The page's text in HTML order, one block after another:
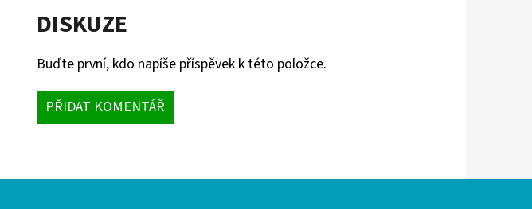
DISKUZE
Buďte první, kdo napíše příspěvek k této položce.
PŘIDAT KOMENTÁŘ